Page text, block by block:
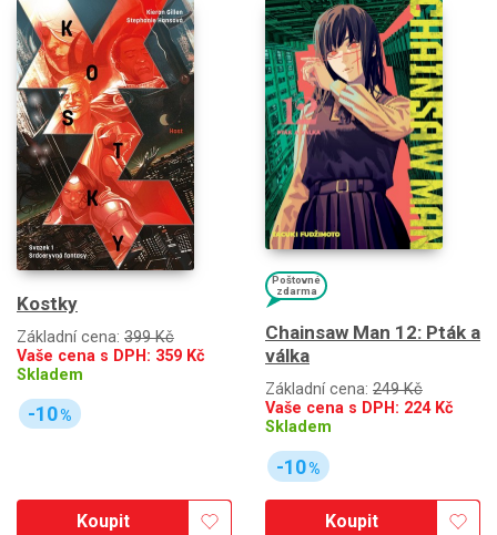
Kostky
Základní cena: 399 Kč
Vaše cena s DPH: 359 Kč
Skladem
-10%
Koupit
Poštovné
zdarma
Chainsaw Man 12: Pták a
válka
Základní cena: 249 Kč
Vaše cena s DPH: 224Kč
Skladem
-10%
Koupit